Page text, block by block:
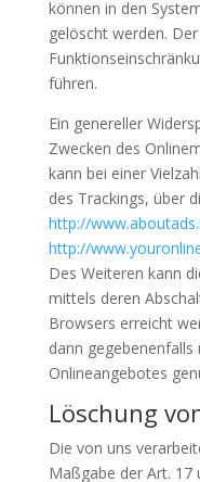
können in den
gelöscht werden.
führen.
Ein genereller
Zwecken des
kann bei einer
des Trackings, über
http://
http://
Des Weiteren kann
mittels deren
Browsers erreicht
dann
Onlineangebotes
Löschung
Die von uns
Maßgabe der Art. 17